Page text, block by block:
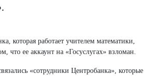
которая работает учителем математики,
что ее аккаунт на «Госуслугах» взломан.
«сотрудники Центробанка», которые